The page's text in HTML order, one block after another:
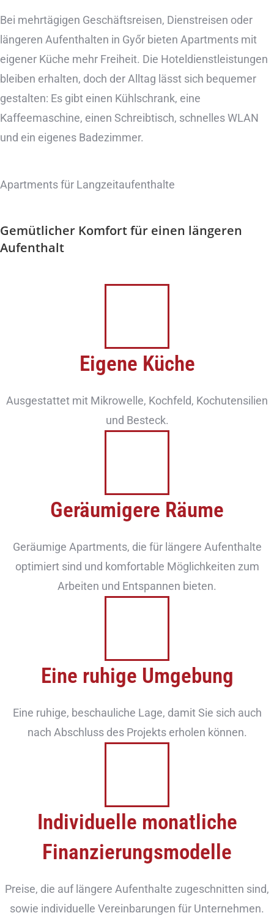
Bei mehrtägigen Geschäftsreisen, Dienstreisen oder
längeren Aufenthalten in Győr bieten Apartments mit
eigener Küche mehr Freiheit. Die Hoteldienstleistungen
bleiben erhalten, doch der Alltag lässt sich bequemer
gestalten: Es gibt einen Kühlschrank, eine
Kaffeemaschine, einen Schreibtisch, schnelles WLAN
und ein eigenes Badezimmer.
Apartments für Langzeitaufenthalte
Gemütlicher Komfortfür einen längeren
Aufenthalt
Eigene Küche
Ausgestattet mit Mikrowelle, Kochfeld, Kochutensilien
und Besteck.
Geräumigere Räume
Geräumige Apartments, die für längere Aufenthalte
optimiert sind und komfortable Möglichkeiten zum
Arbeiten und Entspannen bieten.
Eine ruhige Umgebung
Eine ruhige, beschauliche Lage, damit Sie sich auch
nach Abschluss des Projekts erholen können.
Individuelle monatliche
Finanzierungsmodelle
Preise, die auf längere Aufenthalte zugeschnitten sind,
sowie individuelle Vereinbarungen für Unternehmen.